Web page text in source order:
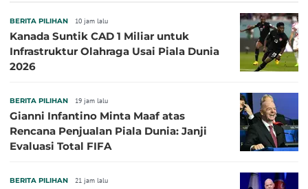
BERITA PILIHAN 10 jam lalu
Kanada Suntik CAD 1 Miliar untuk
Infrastruktur Olahraga Usai Piala Dunia
2026
BERITA PILIHAN 19 jam lalu
Gianni Infantino Minta Maaf atas
Rencana Penjualan Piala Dunia: Janji
Evaluasi Total FIFA
BERITA PILIHAN 21 jam lalu